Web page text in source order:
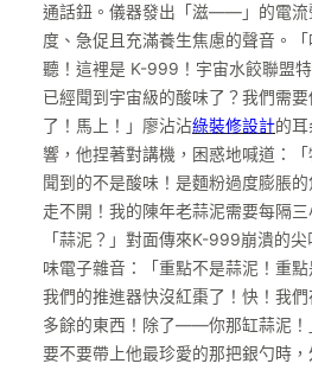
通話鈕。儀器發出「滋——」的電流
度、急促且充滿養生焦慮的聲音。
聽！這裡是 K-999！宇宙水餃聯盟
已經聞到宇宙級的酸味了？我們需
了！馬上！」廖沾沾綠裝修設計的
響，他捏著對講機，困惑地喊道：
聞到的不是酸味！是麵粉過度膨脹
走不開！我的陳年老蒜泥需要每隔三
「蒜泥？」對面傳來K-999崩潰的
味電子雜音：「重點不是蒜泥！重
我們的推進器快沒紅棗了！快！我
多餘的東西！除了——你那缸蒜泥！
要不要帶上他最珍愛的那把銀勺時